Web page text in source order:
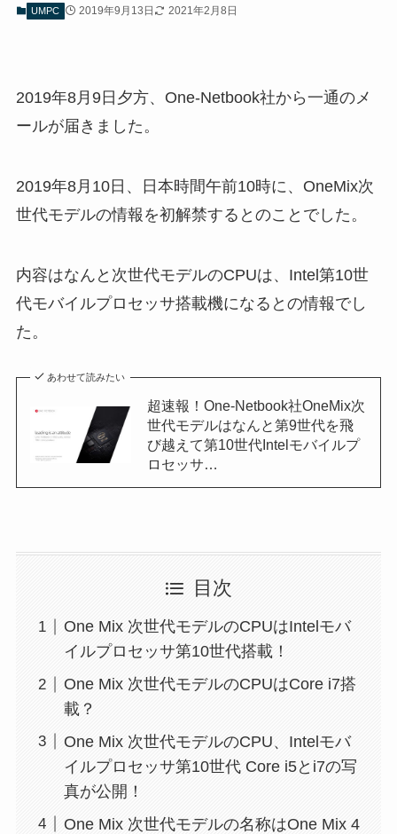
UMPC 2019年9月13日 2021年2月8日
2019年8月9日夕方、One-Netbook社から一通のメ
ールが届きました。
2019年8月10日、日本時間午前10時に、OneMix次
世代モデルの情報を初解禁するとのことでした。
内容はなんと次世代モデルのCPUは、Intel第10世
代モバイルプロセッサ搭載機になるとの情報でし
た。
あわせて読みたい
超速報！One-Netbook社OneMix次
世代モデルはなんと第9世代を飛
び越えて第10世代Intelモバイルプ
ロセッサ…
目次
One Mix 次世代モデルのCPUはIntelモバ
イルプロセッサ第10世代搭載！
One Mix 次世代モデルのCPUはCore i7搭
載？
One Mix 次世代モデルのCPU、Intelモバ
イルプロセッサ第10世代 Core i5とi7の写
真が公開！
One Mix 次世代モデルの名称はOne Mix 4